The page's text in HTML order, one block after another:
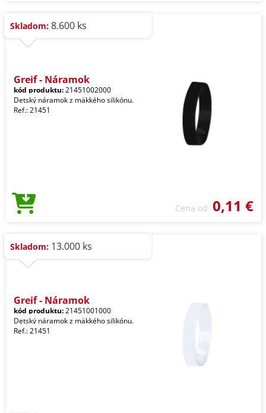
Skladom: 8.600 ks
Greif - Náramok
kód produktu:21451002000
Detský náramok z mäkkého silikónu.
Ref.: 21451
Cena od 0,11 €
Skladom: 13.000 ks
Greif - Náramok
kód produktu:21451001000
Detský náramok z mäkkého silikónu.
Ref.: 21451